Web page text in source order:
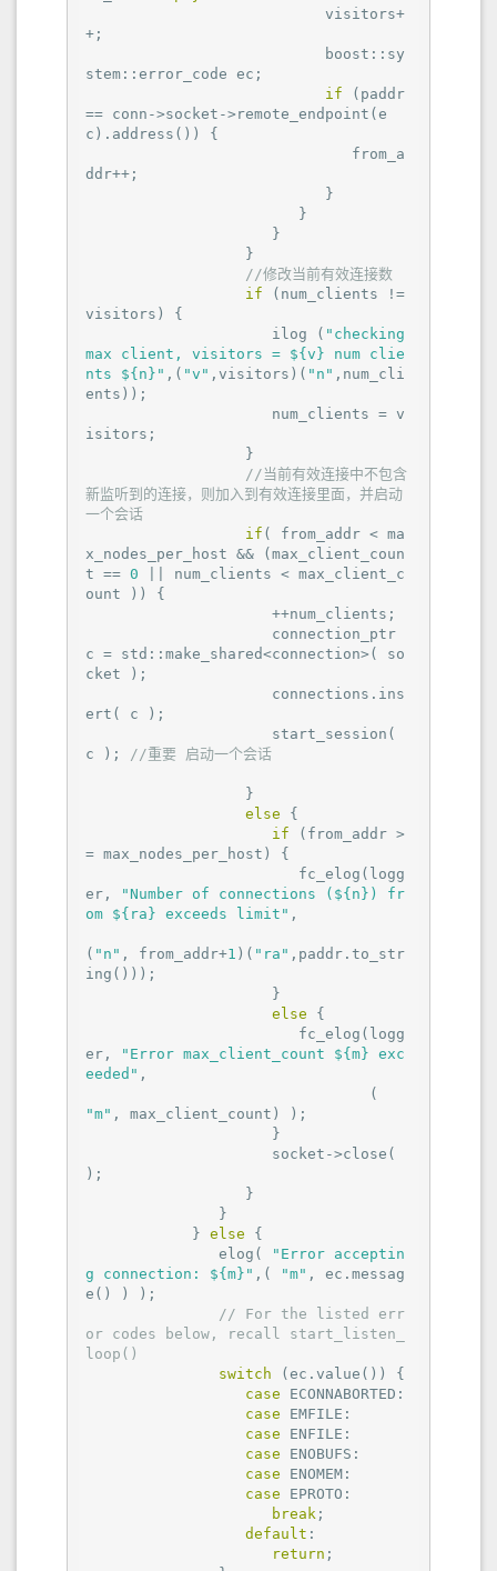
+;
stem::error_code ec;
if (paddr
== conn->socket->remote_endpoint(e
c).address()) {
ddr++;
//修改当前有效连接数
if (num_clients !=
visitors) {
                     ilog (
"checking
max client, visitors = ${v} num clie
nts ${n}" ,( "v" ,visitors)( "n" ,num_cli
ents));
isitors;
//当前有效连接中不包含
新监听到的连接，则加入到有效连接里面，并启动
一个会话
if ( from_addr < ma
x_nodes_per_host && (max_client_coun
t == 0 || num_clients < max_client_c
ount )) {
c = std::make_shared<connection>( so
cket );
ert( c );
c );
//重要 启动一个会话
else {
if (from_addr >
= max_nodes_per_host) {
er,
"Number of connections (${n}) fr
om ${ra} exceeds limit" ,
( "n" , from_addr+1 )( "ra" ,paddr.to_str
ing()));
else {
er,
"Error max_client_count ${m} exc
eeded" ,
"m" , max_client_count) );
);
            }
else {
               elog(
"Error acceptin
g connection: ${m}" ,( "m" , ec.messag
e() ) );
// For the listed err
or codes below, recall start_listen_
loop()
switch (ec.value()) {
case ECONNABORTED:
case EMFILE:
case ENFILE:
case ENOBUFS:
case ENOMEM:
case EPROTO:
break ;
default :
return ;